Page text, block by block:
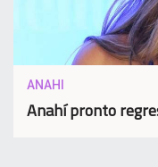
ANAHI
Anahí pronto